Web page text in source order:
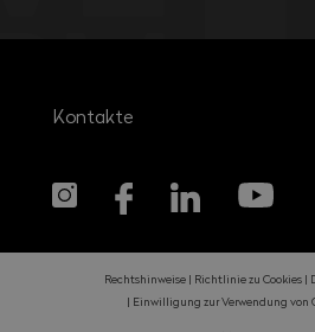
Kontakte
Rechtshinweise Richtlinie zu Cookies
Einwilligung zur Verwendung von